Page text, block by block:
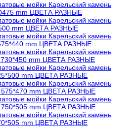
мойки Карельский камень
mm ЦВЕТА РАЗНЫЕ
мойки Карельский камень
mm ЦВЕТА РАЗНЫЕ
мойки Карельский камень
mm ЦВЕТА РАЗНЫЕ
мойки Карельский камень
730*450 mm ЦВЕТА РАЗНЫЕ
мойки Карельский камень
mm ЦВЕТА РАЗНЫЕ
мойки Карельский камень
575*470 mm ЦВЕТА РАЗНЫЕ
мойки Карельский камень
750*505 mm ЦВЕТА РАЗНЫЕ
мойки Карельский камень
mm ЦВЕТА РАЗНЫЕ